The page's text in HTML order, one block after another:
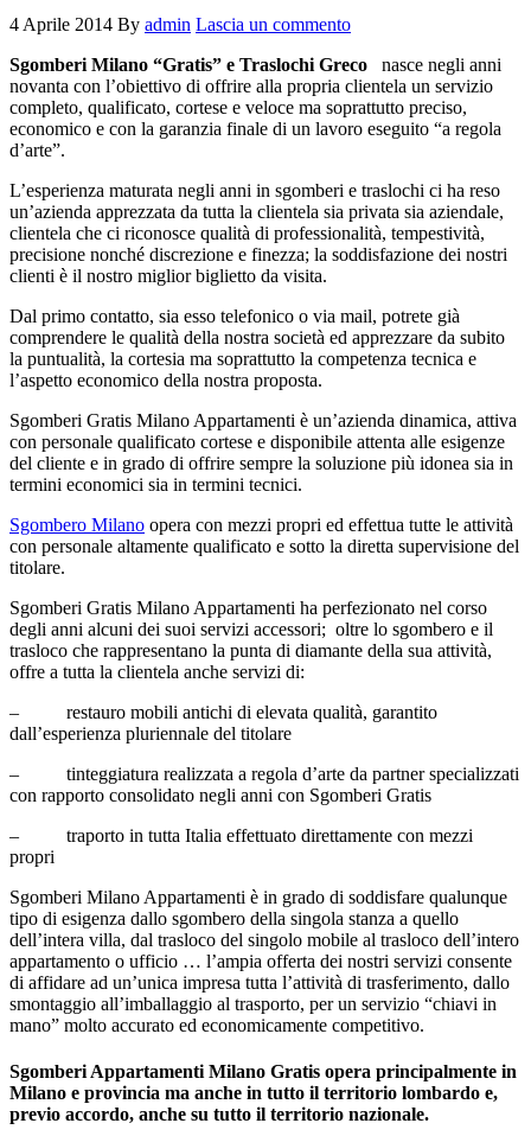
4 Aprile 2014 By admin Lascia un commento
Sgomberi Milano “Gratis” e Traslochi Greco nasce negli anni
novanta con l’obiettivo di offrire alla propria clientela un servizio
completo, qualificato, cortese e veloce ma soprattutto preciso,
economico e con la garanzia finale di un lavoro eseguito “a regola
d’arte”.
L’esperienza maturata negli anni in sgomberi e traslochi ci ha reso
un’azienda apprezzata da tutta la clientela sia privata sia aziendale,
clientela che ci riconosce qualità di professionalità, tempestività,
precisione nonché discrezione e finezza; la soddisfazione dei nostri
clienti è il nostro miglior biglietto da visita.
Dal primo contatto, sia esso telefonico o via mail, potrete già
comprendere le qualità della nostra società ed apprezzare da subito
la puntualità, la cortesia ma soprattutto la competenza tecnica e
l’aspetto economico della nostra proposta.
Sgomberi Gratis Milano Appartamenti è un’azienda dinamica, attiva
con personale qualificato cortese e disponibile attenta alle esigenze
del cliente e in grado di offrire sempre la soluzione più idonea sia in
termini economici sia in termini tecnici.
Sgombero Milano opera con mezzi propri ed effettua tutte le attività
con personale altamente qualificato e sotto la diretta supervisione del
titolare.
Sgomberi Gratis Milano Appartamenti ha perfezionato nel corso
degli anni alcuni dei suoi servizi accessori; oltre lo sgombero e il
trasloco che rappresentano la punta di diamante della sua attività,
offre a tutta la clientela anche servizi di:
– restauro mobili antichi di elevata qualità, garantito
dall’esperienza pluriennale del titolare
– tinteggiatura realizzata a regola d’arte da partner specializzati
con rapporto consolidato negli anni con Sgomberi Gratis
– traporto in tutta Italia effettuato direttamente con mezzi
propri
Sgomberi Milano Appartamenti è in grado di soddisfare qualunque
tipo di esigenza dallo sgombero della singola stanza a quello
dell’intera villa, dal trasloco del singolo mobile al trasloco dell’intero
appartamento o ufficio … l’ampia offerta dei nostri servizi consente
di affidare ad un’unica impresa tutta l’attività di trasferimento, dallo
smontaggio all’imballaggio al trasporto, per un servizio “chiavi in
mano” molto accurato ed economicamente competitivo.
Sgomberi Appartamenti Milano Gratis opera principalmente in
Milano e provincia ma anche in tutto il territorio lombardo e,
previo accordo, anche su tutto il territorio nazionale.